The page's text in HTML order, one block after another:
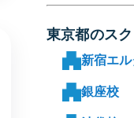
東京都のス
新宿エ
銀座校